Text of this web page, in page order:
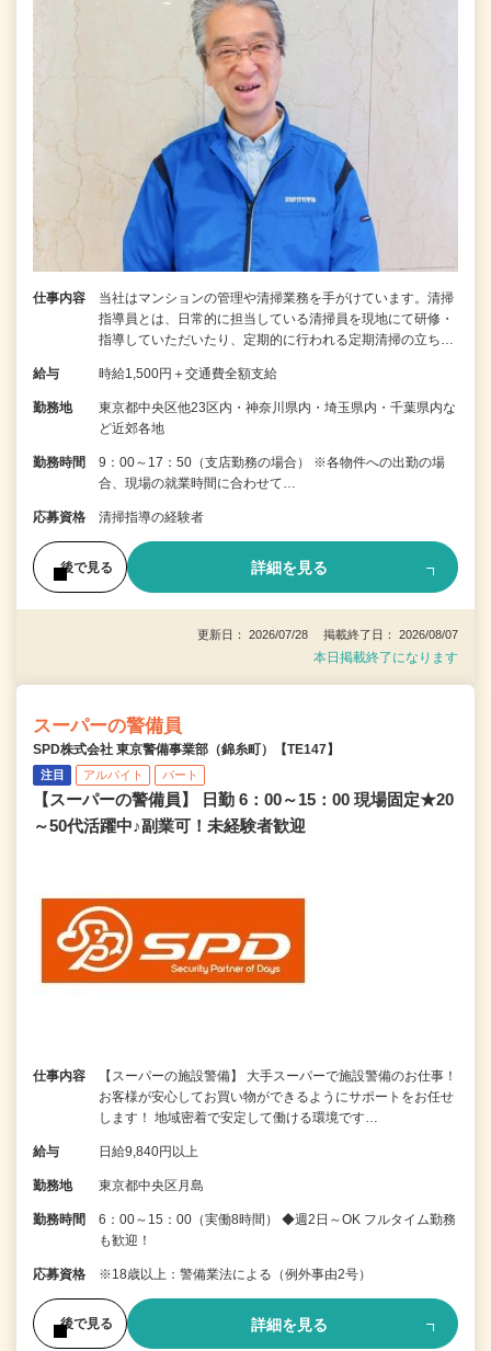
仕事内容
当社はマンションの管理や清掃業務を手がけています。清掃
指導員とは、日常的に担当している清掃員を現地にて研修・
指導していただいたり、定期的に行われる定期清掃の立ち…
給与 時給1,500円＋交通費全額支給
勤務地
東京都中央区他23区内・神奈川県内・埼玉県内・千葉県内な
ど近郊各地
勤務時間
9：00～17：50（支店勤務の場合） ※各物件への出勤の場
合、現場の就業時間に合わせて…
応募資格 清掃指導の経験者
後で見る 詳細を見る
更新日： 2026/07/28 掲載終了日： 2026/08/07
本日掲載終了になります
スーパーの警備員
SPD株式会社 東京警備事業部（錦糸町）【TE147】
注目 アルバイト パート
【スーパーの警備員】 日勤 6：00～15：00 現場固定★20
～50代活躍中♪副業可！未経験者歓迎
仕事内容
【スーパーの施設警備】 大手スーパーで施設警備のお仕事！
お客様が安心してお買い物ができるようにサポートをお任せ
します！ 地域密着で安定して働ける環境です…
給与 日給9,840円以上
勤務地 東京都中央区月島
勤務時間
6：00～15：00（実働8時間） ◆週2日～OK フルタイム勤務
も歓迎！
応募資格 ※18歳以上：警備業法による（例外事由2号）
後で見る 詳細を見る